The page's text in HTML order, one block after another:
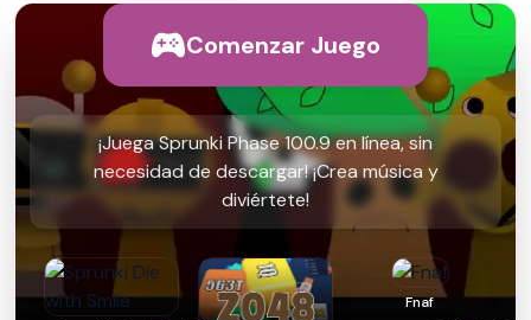
Comenzar Juego
¡Juega Sprunki Phase 100.9 en línea, sin
necesidad de descargar! ¡Crea música y
diviértete!
Fnaf